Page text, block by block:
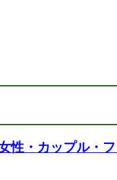
性・カップル・